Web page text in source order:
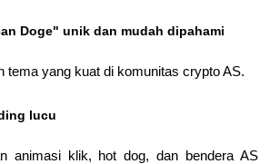
Doge" unik dan mudah dipahami
tema yang kuat di komunitas crypto AS.
lucu
animasi klik, hot dog, dan bendera AS